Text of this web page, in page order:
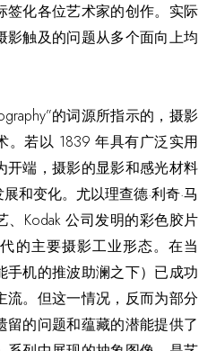
签化各位艺术家的创作。实际
触及的问题从多个面向上均
的词源所指示的，摄影
。若以 1839 年具有广泛实用
开端，摄影的显影和感光材料
和变化。尤以理查德·利奇·马
、Kodak 公司发明的彩色胶片
的主要摄影工业形态。在当
机的推波助澜之下）已成功
。但这一情况，反而为部分
的问题和蕴藏的潜能提供了